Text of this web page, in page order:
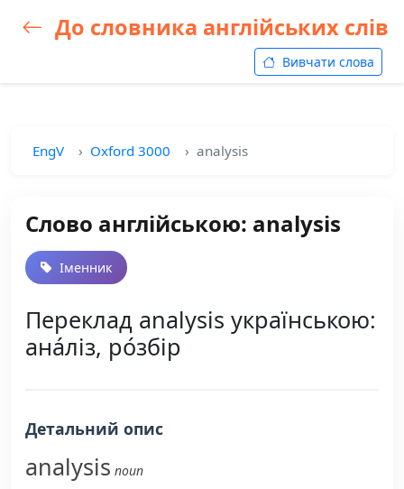
До словника англійських слів
Вивчати слова
EngV Oxford 3000 analysis
Слово англійською: analysis
Іменник
Переклад analysis українською:
ана́ліз, ро́збір
Детальний опис
analysis noun